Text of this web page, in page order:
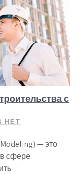
с
НЕТ
— это
сфере